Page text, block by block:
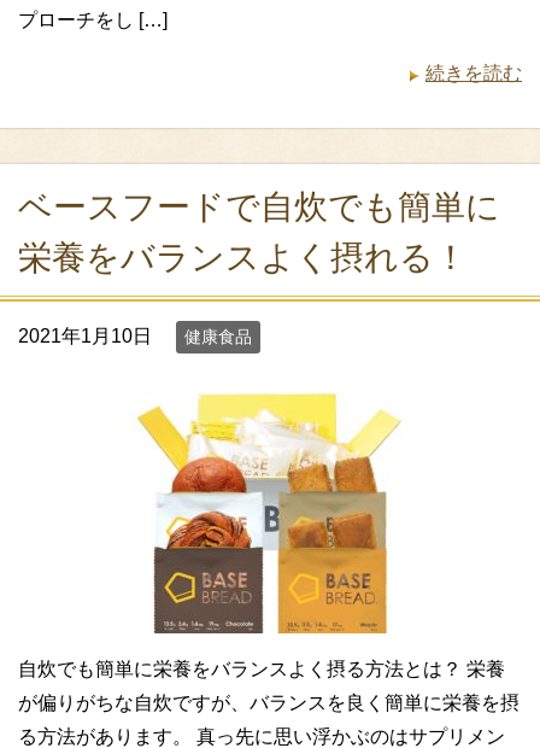
プローチをし […]
続きを読む
ベースフードで自炊でも簡単に
栄養をバランスよく摂れる！
2021年1月10日 健康食品
自炊でも簡単に栄養をバランスよく摂る方法とは？ 栄養
が偏りがちな自炊ですが、バランスを良く簡単に栄養を摂
る方法があります。 真っ先に思い浮かぶのはサプリメン